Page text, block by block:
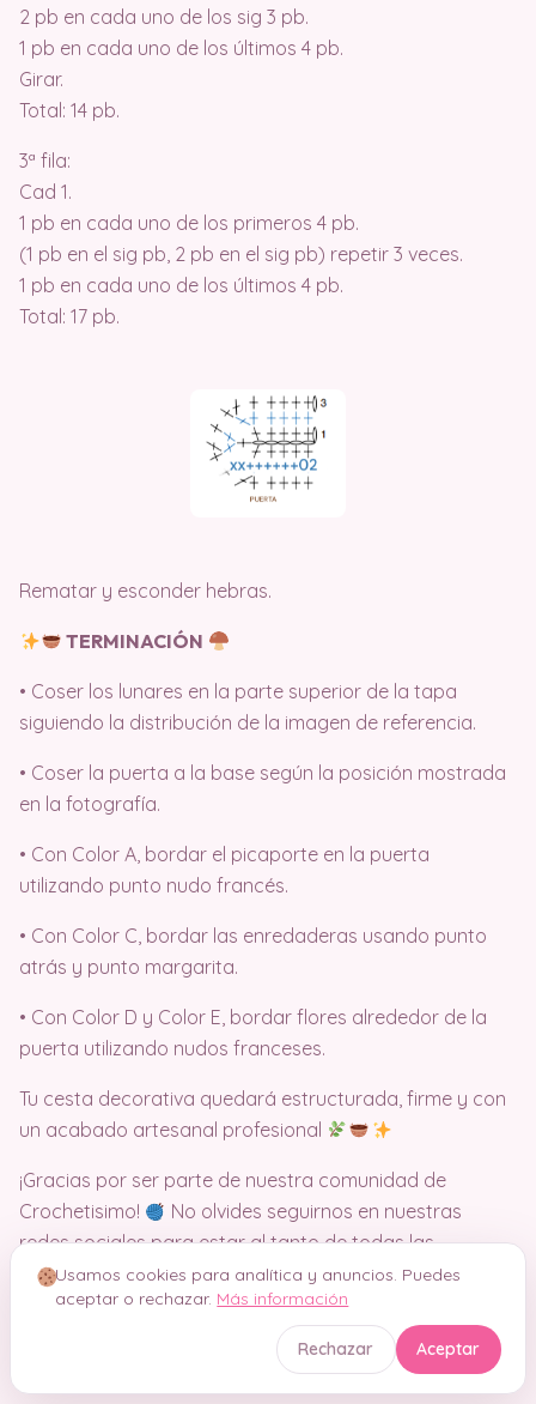
2 pb en cada uno de los sig 3 pb.
1 pb en cada uno de los últimos 4 pb.
Girar.
Total: 14 pb.
3ª fila:
Cad 1.
1 pb en cada uno de los primeros 4 pb.
(1 pb en el sig pb, 2 pb en el sig pb) repetir 3 veces.
1 pb en cada uno de los últimos 4 pb.
Total: 17 pb.
Rematar y esconder hebras.
TERMINACIÓN
• Coser los lunares en la parte superior de la tapa
siguiendo la distribución de la imagen de referencia.
• Coser la puerta a la base según la posición mostrada
en la fotografía.
• Con Color A, bordar el picaporte en la puerta
utilizando punto nudo francés.
• Con Color C, bordar las enredaderas usando punto
atrás y punto margarita.
• Con Color D y Color E, bordar flores alrededor de la
puerta utilizando nudos franceses.
Tu cesta decorativa quedará estructurada, firme y con
un acabado artesanal profesional
¡Gracias por ser parte de nuestra comunidad de
Crochetisimo!
No olvides seguirnos en nuestras
redes sociales para estar al tanto de todas las
novedades y descubrir más patrones gratis
. Sigue
tejiendo con pasión y creatividad, y recuerda que
siempre estamos aquí para inspirarte y apoyarte en
Usamos cookies para analítica y anuncios. Puedes
aceptar o rechazar. Más información
Rechazar Aceptar